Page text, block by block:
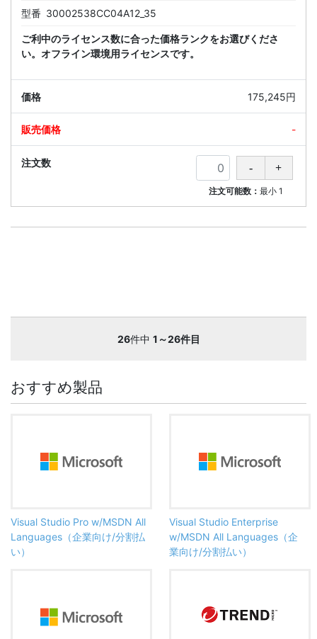
型番 30002538CC04A12_35
ご利中のライセンス数に合った価格ランクをお選びくださ
い。オフライン環境用ライセンスです。
175,245円
-
注文可能数：最小 1
26件中 1～26件目
おすすめ製品
Visual Studio Pro w/MSDN All
Languages（企業向け/分割払
い）
Visual Studio Enterprise
w/MSDN All Languages（企
業向け/分割払い）